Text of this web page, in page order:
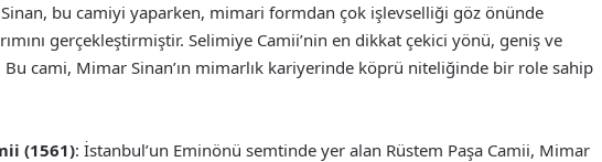
Sinan, bu camiyi yaparken, mimari formdan çok işlevselliği göz önünde
gerçekleştirmiştir. Selimiye Camii’nin en dikkat çekici yönü, geniş ve
cami, Mimar Sinan’ın mimarlık kariyerinde köprü niteliğinde bir role sahip
(1561): İstanbul’un Eminönü semtinde yer alan Rüstem Paşa Camii, Mimar